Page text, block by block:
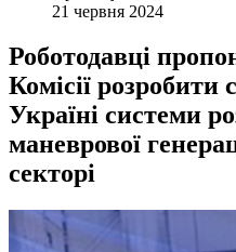
21 червня 2024
Роботодавці
Комісії
Україні системи
маневрової
секторі